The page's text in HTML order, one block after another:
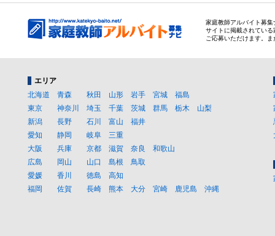
家庭教師アルバイト募
サイトに掲載されてい
ご応募いただけます。
エリア
北海道
青森 秋田 山形 岩手 宮城
福島
東京
神奈川 埼玉 千葉 茨城 群馬 栃木
山梨
新潟
長野 石川 富山
福井
愛知
静岡 岐阜
三重
大阪
兵庫 京都 滋賀 奈良
和歌山
広島
岡山 山口 島根
鳥取
愛媛
香川 徳島
高知
福岡
佐賀 長崎 熊本 大分 宮崎 鹿児島 沖縄